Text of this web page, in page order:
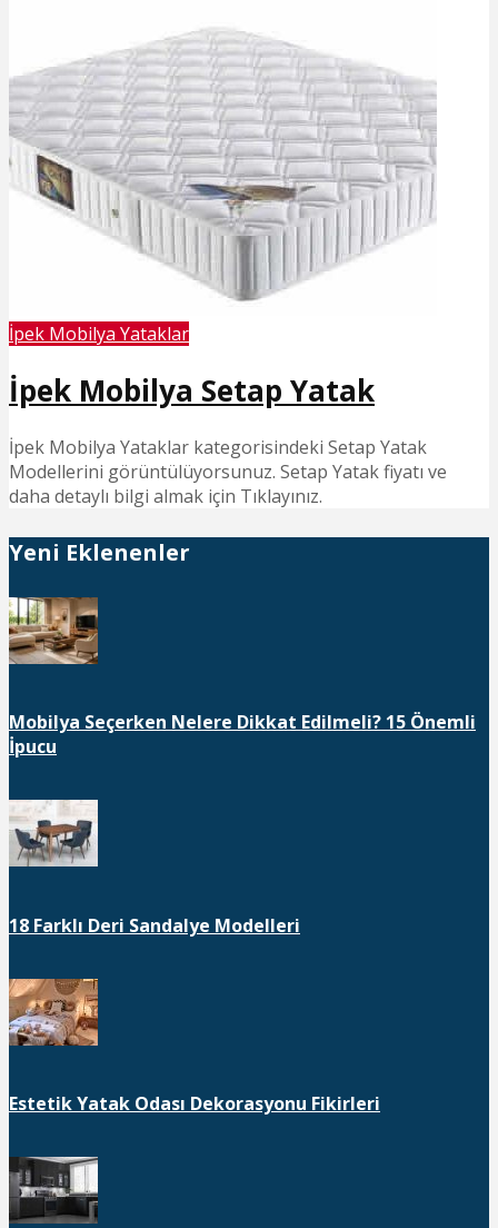
İpek Mobilya Yataklar
İpek Mobilya Setap Yatak
İpek Mobilya Yataklar kategorisindeki Setap Yatak
Modellerini görüntülüyorsunuz. Setap Yatak fiyatı ve
daha detaylı bilgi almak için Tıklayınız.
Yeni Eklenenler
Mobilya Seçerken Nelere Dikkat Edilmeli? 15 Önemli
İpucu
18 Farklı Deri Sandalye Modelleri
Estetik Yatak Odası Dekorasyonu Fikirleri